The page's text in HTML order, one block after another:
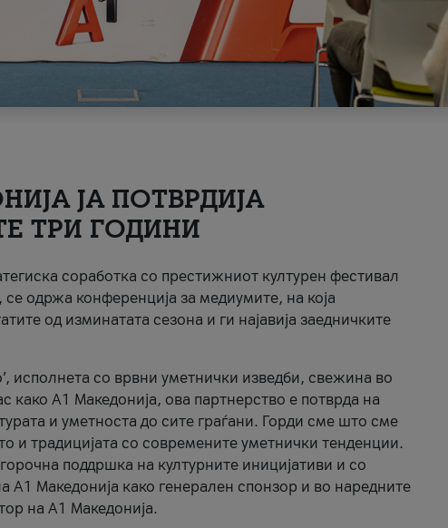
ЈА ПОТВРДИЈА
ТРИ ГОДИНИ
соработка со престижниот културен фестивал
одржа конференција за медиумите, на која
од изминатата сезона и ги најавија заедничките
исполнета со врвни уметнички изведби, свежина во
како A1 Македонија, ова партнерство е потврда на
и уметноста до сите граѓани. Горди сме што сме
и традицијата со современите уметнички тенденции.
поддршка на културните иницијативи и со
A1 Македонија како генерален спонзор и во наредните
на A1 Македонија.